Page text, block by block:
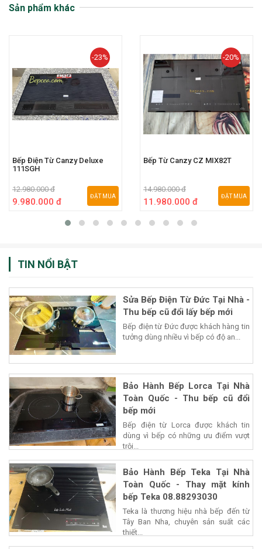
Sản phẩm khác
-23%
Bếp Điện Từ Canzy Deluxe
111SGH
12.980.000 đ
9.980.000 đ
ĐẶT MUA
-20%
Bếp Từ Canzy CZ MIX82T
14.980.000 đ
11.980.000 đ
ĐẶT MUA
TIN NỔI BẬT
Sửa Bếp Điện Từ Đức Tại Nhà -
Thu bếp cũ đổi lấy bếp mới
Bếp điện từ Đức được khách hàng tin
tưởng dùng nhiều vì bếp có độ an...
Bảo Hành Bếp Lorca Tại Nhà
Toàn Quốc - Thu bếp cũ đổi
bếp mới
Bếp điện từ Lorca được khách tin
dùng vì bếp có những ưu điểm vượt
trội...
Bảo Hành Bếp Teka Tại Nhà
Toàn Quốc - Thay mặt kính
bếp Teka 08.88293030
Teka là thương hiệu nhà bếp đến từ
Tây Ban Nha, chuyên sản suất các
thiết...